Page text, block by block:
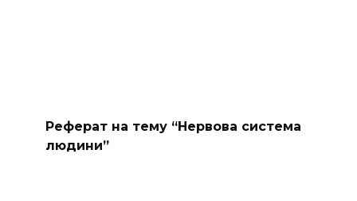
Реферат на тему “Нервова система
людини”